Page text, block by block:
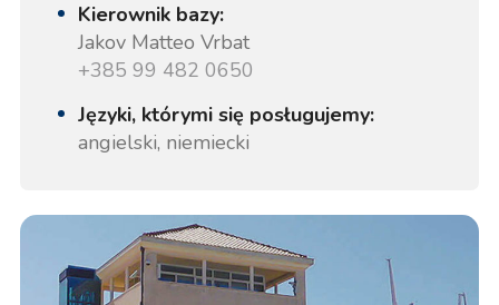
Kierownik bazy:
Jakov Matteo Vrbat
+385 99 482 0650
Języki, którymi się posługujemy:
angielski, niemiecki